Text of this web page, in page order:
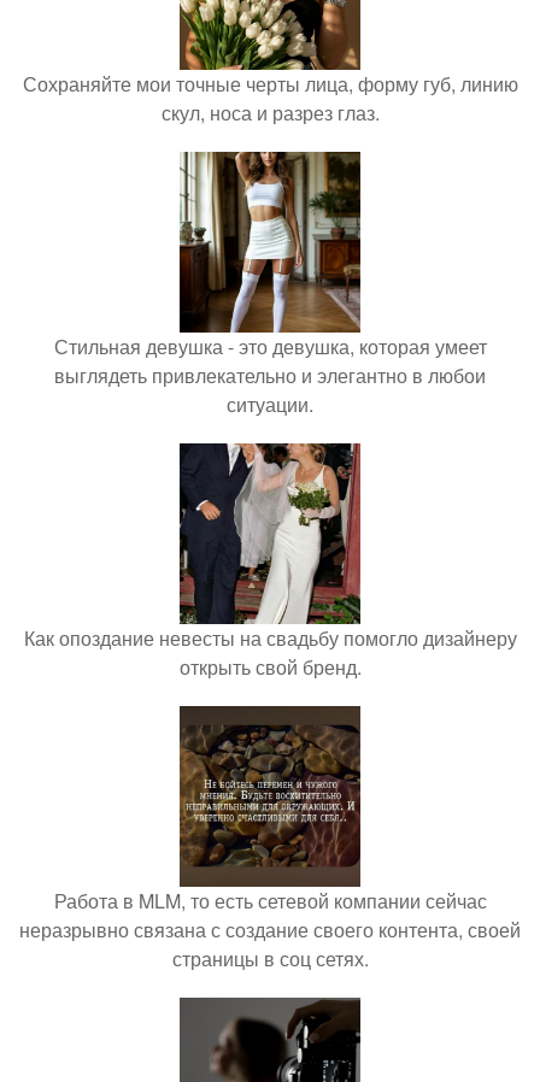
Сохраняйте мои точные черты лица, форму губ, линию
скул, носа и разрез глаз.
Стильная девушка - это девушка, которая умеет
выглядеть привлекательно и элегантно в любои
ситуации.
Как опоздание невесты на свадьбу помогло дизайнеру
открыть свой бренд.
Работа в MLM, то есть сетевой компании сейчас
неразрывно связана с создание своего контента, своей
страницы в соц сетях.